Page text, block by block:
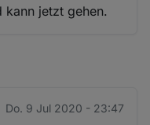
kann jetzt gehen.
Do. 9 Jul 2020 - 23:47